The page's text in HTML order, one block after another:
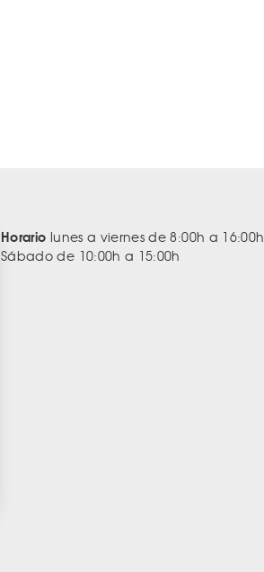
Horario lunes a viernes de 8:00h a 16:00h
Sábado de 10:00h a 15:00h